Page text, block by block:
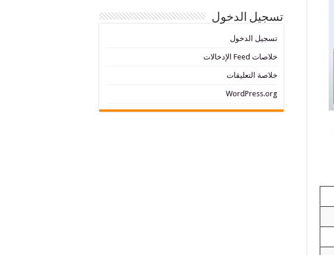
تسجيل الدخول
تسجيل الدخول
خلاصات Feed الإدخالات
خلاصة التعليقات
WordPress.org